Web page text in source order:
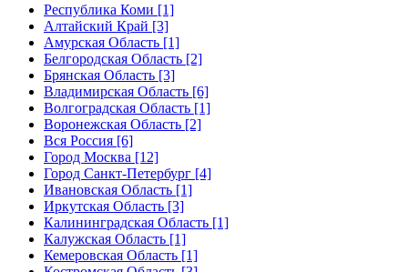
Республика Коми [1]
Алтайский Край [3]
Амурская Область [1]
Белгородская Область [2]
Брянская Область [3]
Владимирская Область [6]
Волгоградская Область [1]
Воронежская Область [2]
Вся Россия [6]
Город Москва [12]
Город Санкт-Петербург [4]
Ивановская Область [1]
Иркутская Область [3]
Калининградская Область [1]
Калужская Область [1]
Кемеровская Область [1]